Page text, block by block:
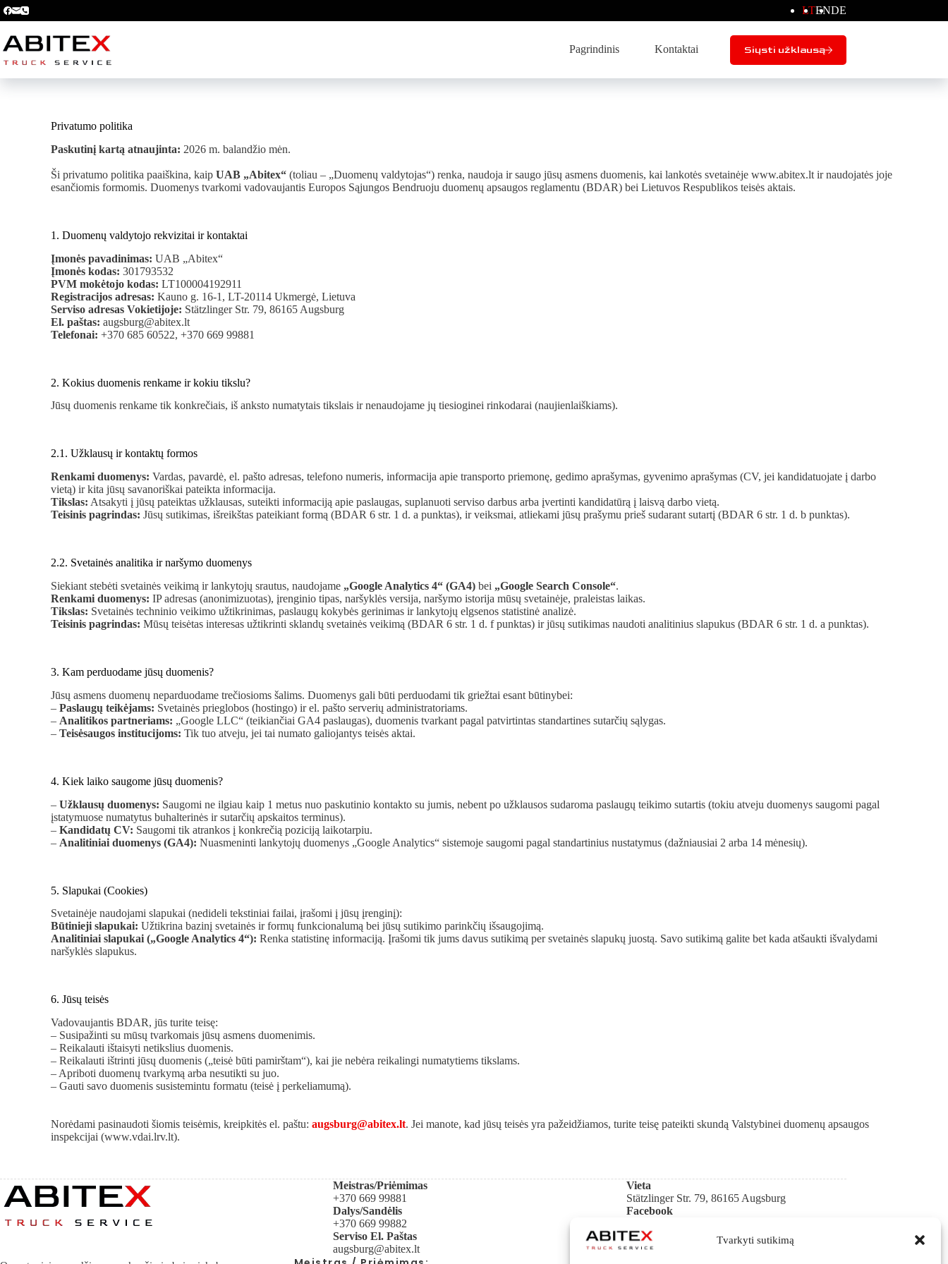
Tvarkyti sutikimą
LTENDE
Pagrindinis Kontaktai Siųsti užklausą
Privatumo politika
Paskutinį kartą atnaujinta: 2026 m. balandžio mėn.
Ši privatumo politika paaiškina, kaip UAB „Abitex“ (toliau – „Duomenų valdytojas“) renka, naudoja ir saugo jūsų asmens duomenis, kai lankotės svetainėje www.abitex.lt ir naudojatės joje
esančiomis formomis. Duomenys tvarkomi vadovaujantis Europos Sąjungos Bendruoju duomenų apsaugos reglamentu (BDAR) bei Lietuvos Respublikos teisės aktais.
1. Duomenų valdytojo rekvizitai ir kontaktai
Įmonės pavadinimas: UAB „Abitex“
Įmonės kodas: 301793532
PVM mokėtojo kodas: LT100004192911
Registracijos adresas: Kauno g. 16-1, LT-20114 Ukmergė, Lietuva
Serviso adresas Vokietijoje: Stätzlinger Str. 79, 86165 Augsburg
El. paštas: augsburg@abitex.lt
Telefonai: +370 685 60522, +370 669 99881
2. Kokius duomenis renkame ir kokiu tikslu?
Jūsų duomenis renkame tik konkrečiais, iš anksto numatytais tikslais ir nenaudojame jų tiesioginei rinkodarai (naujienlaiškiams).
2.1. Užklausų ir kontaktų formos
Renkami duomenys: Vardas, pavardė, el. pašto adresas, telefono numeris, informacija apie transporto priemonę, gedimo aprašymas, gyvenimo aprašymas (CV, jei kandidatuojate į darbo
vietą) ir kita jūsų savanoriškai pateikta informacija.
Tikslas: Atsakyti į jūsų pateiktas užklausas, suteikti informaciją apie paslaugas, suplanuoti serviso darbus arba įvertinti kandidatūrą į laisvą darbo vietą.
Teisinis pagrindas: Jūsų sutikimas, išreikštas pateikiant formą (BDAR 6 str. 1 d. a punktas), ir veiksmai, atliekami jūsų prašymu prieš sudarant sutartį (BDAR 6 str. 1 d. b punktas).
2.2. Svetainės analitika ir naršymo duomenys
Siekiant stebėti svetainės veikimą ir lankytojų srautus, naudojame „Google Analytics 4“ (GA4) bei „Google Search Console“.
Renkami duomenys: IP adresas (anonimizuotas), įrenginio tipas, naršyklės versija, naršymo istorija mūsų svetainėje, praleistas laikas.
Tikslas: Svetainės techninio veikimo užtikrinimas, paslaugų kokybės gerinimas ir lankytojų elgsenos statistinė analizė.
Teisinis pagrindas: Mūsų teisėtas interesas užtikrinti sklandų svetainės veikimą (BDAR 6 str. 1 d. f punktas) ir jūsų sutikimas naudoti analitinius slapukus (BDAR 6 str. 1 d. a punktas).
3. Kam perduodame jūsų duomenis?
Jūsų asmens duomenų neparduodame trečiosioms šalims. Duomenys gali būti perduodami tik griežtai esant būtinybei:
– Paslaugų teikėjams: Svetainės prieglobos (hostingo) ir el. pašto serverių administratoriams.
– Analitikos partneriams: „Google LLC“ (teikiančiai GA4 paslaugas), duomenis tvarkant pagal patvirtintas standartines sutarčių sąlygas.
– Teisėsaugos institucijoms: Tik tuo atveju, jei tai numato galiojantys teisės aktai.
4. Kiek laiko saugome jūsų duomenis?
– Užklausų duomenys: Saugomi ne ilgiau kaip 1 metus nuo paskutinio kontakto su jumis, nebent po užklausos sudaroma paslaugų teikimo sutartis (tokiu atveju duomenys saugomi pagal
įstatymuose numatytus buhalterinės ir sutarčių apskaitos terminus).
– Kandidatų CV: Saugomi tik atrankos į konkrečią poziciją laikotarpiu.
– Analitiniai duomenys (GA4): Nuasmeninti lankytojų duomenys „Google Analytics“ sistemoje saugomi pagal standartinius nustatymus (dažniausiai 2 arba 14 mėnesių).
5. Slapukai (Cookies)
Svetainėje naudojami slapukai (nedideli tekstiniai failai, įrašomi į jūsų įrenginį):
Būtinieji slapukai: Užtikrina bazinį svetainės ir formų funkcionalumą bei jūsų sutikimo parinkčių išsaugojimą.
Analitiniai slapukai („Google Analytics 4“): Renka statistinę informaciją. Įrašomi tik jums davus sutikimą per svetainės slapukų juostą. Savo sutikimą galite bet kada atšaukti išvalydami
naršyklės slapukus.
6. Jūsų teisės
Vadovaujantis BDAR, jūs turite teisę:
– Susipažinti su mūsų tvarkomais jūsų asmens duomenimis.
– Reikalauti ištaisyti netikslius duomenis.
– Reikalauti ištrinti jūsų duomenis („teisė būti pamirštam“), kai jie nebėra reikalingi numatytiems tikslams.
– Apriboti duomenų tvarkymą arba nesutikti su juo.
– Gauti savo duomenis susistemintu formatu (teisė į perkeliamumą).
Norėdami pasinaudoti šiomis teisėmis, kreipkitės el. paštu: augsburg@abitex.lt. Jei manote, kad jūsų teisės yra pažeidžiamos, turite teisę pateikti skundą Valstybinei duomenų apsaugos
inspekcijai (www.vdai.lrv.lt).
Meistras/Priėmimas
+370 669 99881
Dalys/Sandėlis
+370 669 99882
Serviso El. Paštas
augsburg@abitex.lt
Vieta
Stätzlinger Str. 79, 86165 Augsburg
Facebook
Darbo laikas
24/7